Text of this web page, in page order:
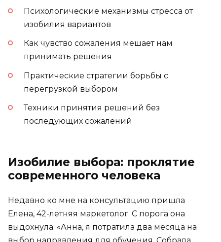
Психологические механизмы стресса от
изобилия вариантов
Как чувство сожаления мешает нам
принимать решения
Практические стратегии борьбы с
перегрузкой выбором
Техники принятия решений без
последующих сожалений
Изобилие выбора: проклятие
современного человека
Недавно ко мне на консультацию пришла
Елена, 42-летняя маркетолог. С порога она
выдохнула: «Анна, я потратила два месяца на